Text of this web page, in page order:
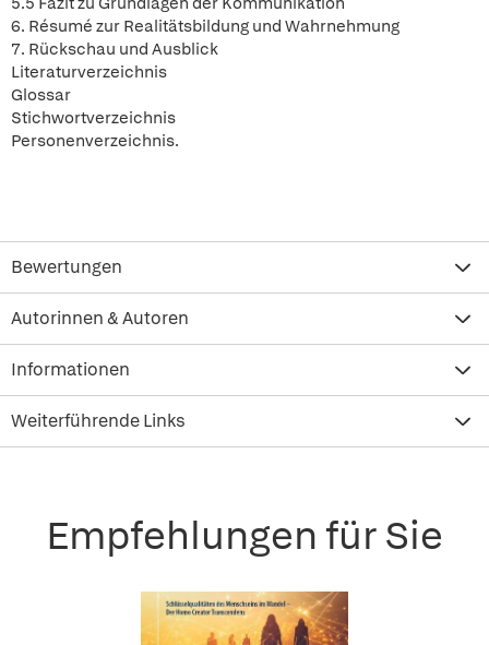
6. Résumé zur Realitätsbildung und Wahrnehmung
7. Rückschau und Ausblick
Literaturverzeichnis
Glossar
Stichwortverzeichnis
Personenverzeichnis.
Bewertungen
Autorinnen & Autoren
Informationen
Weiterführende Links
Empfehlungen für Sie